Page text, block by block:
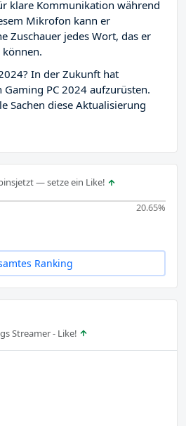
klare Kommunikation während
Mikrofon kann er
Zuschauer jedes Wort, das er
In der Zukunft hat
PC 2024 aufzurüsten.
Sachen diese Aktualisierung
— setze ein Like!
20.65%
Ranking
Streamer - Like!